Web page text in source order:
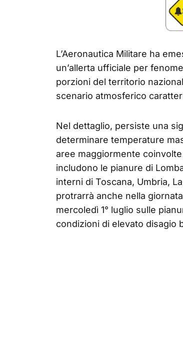
L’Aeronautica Militare ha
un’allerta ufficiale per
porzioni del territorio
scenario atmosferico
Nel dettaglio, persiste una
determinare temperature
aree maggiormente
includono le pianure di
interni di Toscana, Umbria,
protrarrà anche nella
mercoledì 1° luglio sulle
condizioni di elevato disagio